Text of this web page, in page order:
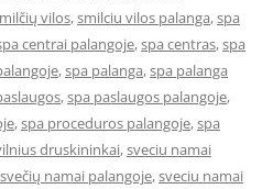
vilos,smilciu vilos palanga,spa
centrai palangoje,spa centras,spa
,spa palanga,spa palanga
,spa paslaugos palangoje,
,spa proceduros palangoje,spa
druskininkai,sveciu namai
svečių namai palangoje,sveciu namai